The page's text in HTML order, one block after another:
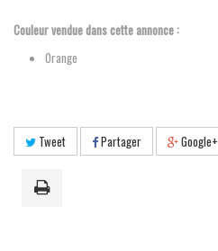
Couleur vendue dans cette annonce :
Orange
Tweet Partager Google+